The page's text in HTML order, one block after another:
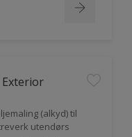
(alkyd) til
utendørs